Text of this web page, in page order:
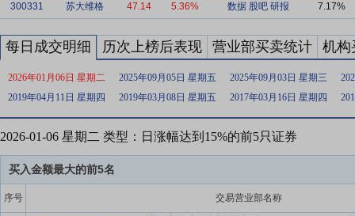
300331 苏大维格 47.14 5.36% 数据 股吧 研报 7.17%
每日成交明细 历次上榜后表现 营业部买卖统计 机构
2026年01月06日 星期二 2025年09月05日 星期五 2025年09月03日 星期三
2019年04月11日 星期四
2019年03月08日 星期五 2017年03月16日 星期四
2026-01-06 星期二 类型：日涨幅达到15%的前5只证券
买入金额最大的前5名
序号 交易营业部名称